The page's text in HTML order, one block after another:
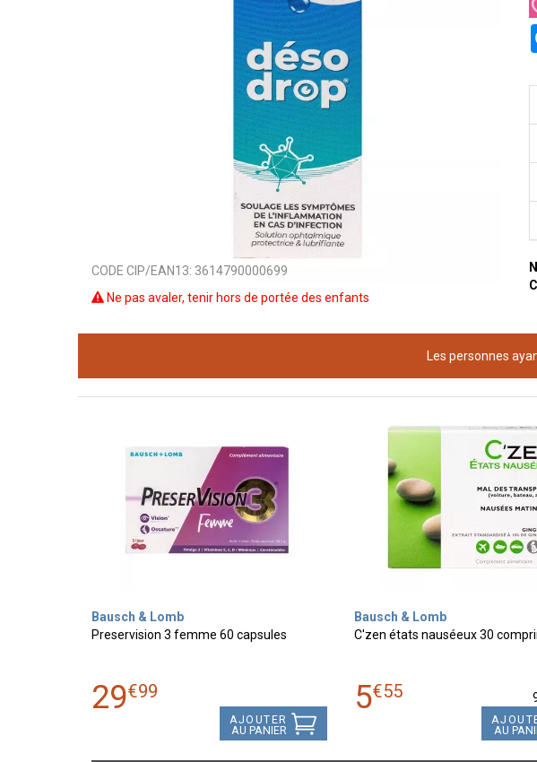
CODE CIP/EAN13: 3614790000699
Ne pas avaler, tenir hors de portée des enfants
Les personnes
Bausch & Lomb
Preservision 3 femme 60 capsules
29€99
AJOUTER
AU PANIER
Bausch & Lomb
C'zen états nauséeux 30
5€55
AU